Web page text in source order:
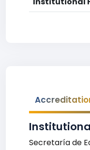
Secretaría de